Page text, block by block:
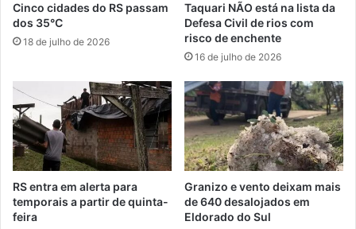
Cinco cidades do RS passam
dos 35°C
18 de julho de 2026
Taquari NÃO está na lista da
Defesa Civil de rios com
risco de enchente
16 de julho de 2026
RS entra em alerta para
temporais a partir de quinta-
feira
Granizo e vento deixam mais
de 640 desalojados em
Eldorado do Sul